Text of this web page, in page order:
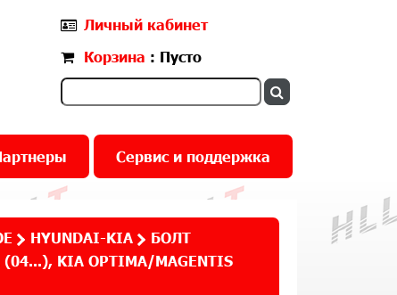
Личный кабинет
Корзина : Пусто
Сервис и поддержка
HYUNDAI-KIA
БОЛТ
KIA OPTIMA/MAGENTIS